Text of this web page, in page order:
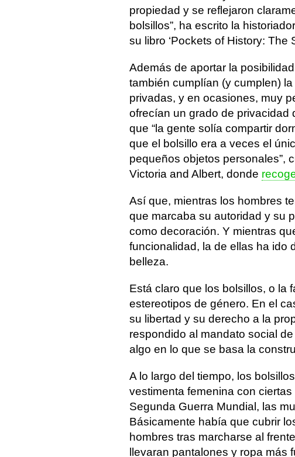
propiedad y se reflejaron
bolsillos”, ha escrito la
su libro ‘Pockets of History: The
Además de aportar la
también cumplían (y cumplen)
privadas, y en ocasiones, muy
ofrecían un grado de privacidad
que “la gente solía compartir
que el bolsillo era a veces el
pequeños objetos personales”,
Victoria and Albert, donde
Así que, mientras los hombres
que marcaba su autoridad y su
como decoración. Y mientras
funcionalidad, la de ellas ha ido
belleza.
Está claro que los bolsillos, o la
estereotipos de género. En el
su libertad y su derecho a la
respondido al mandato social
algo en lo que se basa la
A lo largo del tiempo, los
vestimenta femenina con
Segunda Guerra Mundial, las
Básicamente había que cubrir
hombres tras marcharse al
llevaran pantalones y ropa más